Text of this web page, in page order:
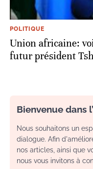
POLITIQUE
Union africaine:
futur président
Bienvenue dans
Nous souhaitons un
dialogue. Afin
nos articles, ainsi que
nous vous invitons à